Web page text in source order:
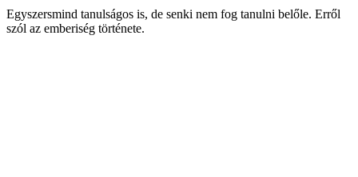
Egyszersmind tanulságos is, de senki nem fog tanulni belőle. Erről
szól az emberiség története.